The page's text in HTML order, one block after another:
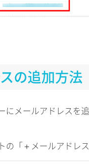
の追加方法
にメールアドレスを
の「＋メールアドレ